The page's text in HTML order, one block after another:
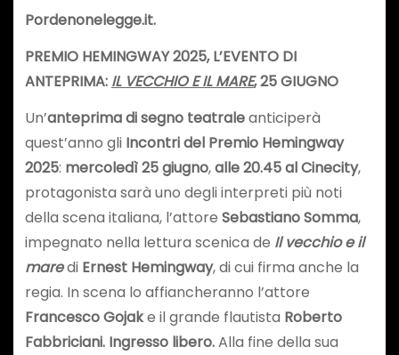
Pordenonelegge.it.
PREMIO HEMINGWAY 2025, L’EVENTO DI
ANTEPRIMA: IL VECCHIO E IL MARE, 25 GIUGNO
Un’anteprima di segno teatraleanticiperà
quest’anno gli Incontri del Premio Hemingway
2025: mercoledì 25 giugno,alle 20.45 al Cinecity,
protagonista sarà uno degli interpreti più noti
della scena italiana, l’attore Sebastiano Somma,
impegnato nella lettura scenica de Il vecchio e il
maredi Ernest Hemingway, di cui firma anche la
regia. In scena lo affiancheranno l’attore
Francesco Gojake il grande flautista Roberto
Fabbriciani. Ingresso libero.Alla fine della sua